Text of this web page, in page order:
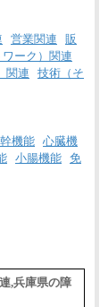
営業関連
販
ーク）関連
関連
技術（そ
機能 心臓機
小腸機能 免
,兵庫県の障